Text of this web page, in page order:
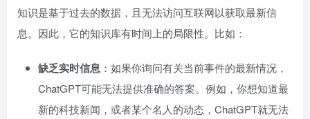
知识是基于过去的数据，且无法访问互联网以获取最新信
息。因此，它的知识库有时间上的局限性。比如：
缺乏实时信息 ：如果你询问有关当前事件的最新情况，
ChatGPT可能无法提供准确的答案。例如，你想知道最
新的科技新闻，或者某个名人的动态，ChatGPT就无法